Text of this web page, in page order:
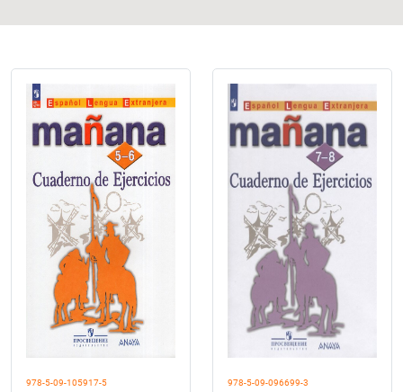
978-5-09-105917-5 978-5-09-096699-3